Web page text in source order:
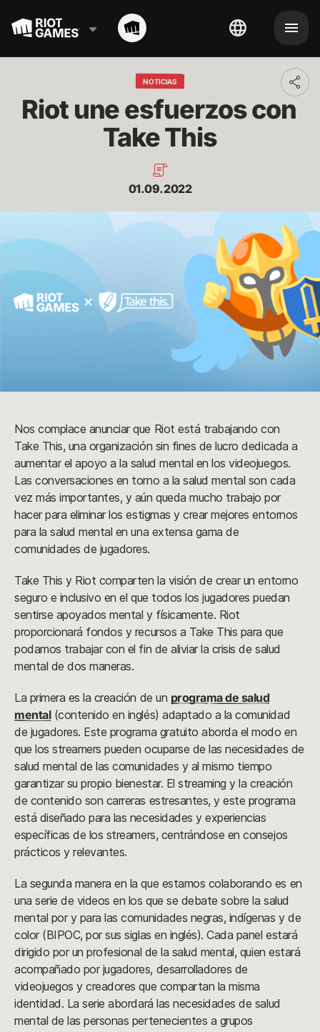
NOTICIAS
Riot une esfuerzos con
Take This
01.09.2022
Nos complace anunciar que Riot está trabajando con
Take This, una organización sin fines de lucro dedicada a
aumentar el apoyo a la salud mental en los videojuegos.
Las conversaciones en torno a la salud mental son cada
vez más importantes, y aún queda mucho trabajo por
hacer para eliminar los estigmas y crear mejores entornos
para la salud mental en una extensa gama de
comunidades de jugadores.
Take This y Riot comparten la visión de crear un entorno
seguro e inclusivo en el que todos los jugadores puedan
sentirse apoyados mental y físicamente. Riot
proporcionará fondos y recursos a Take This para que
podamos trabajar con el fin de aliviar la crisis de salud
mental de dos maneras.
La primera es la creación de un programa de salud
mental(contenido en inglés) adaptado a la comunidad
de jugadores. Este programa gratuito aborda el modo en
que los streamers pueden ocuparse de las necesidades de
salud mental de las comunidades y al mismo tiempo
garantizar su propio bienestar. El streaming y la creación
de contenido son carreras estresantes, y este programa
está diseñado para las necesidades y experiencias
específicas de los streamers, centrándose en consejos
prácticos y relevantes.
La segunda manera en la que estamos colaborando es en
una serie de videos en los que se debate sobre la salud
mental por y para las comunidades negras, indígenas y de
color (BIPOC, por sus siglas en inglés). Cada panel estará
dirigido por un profesional de la salud mental, quien estará
acompañado por jugadores, desarrolladores de
videojuegos y creadores que compartan la misma
identidad. La serie abordará las necesidades de salud
mental de las personas pertenecientes a grupos